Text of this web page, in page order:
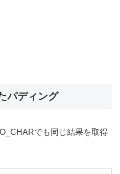
パディング
でも同じ結果を取得